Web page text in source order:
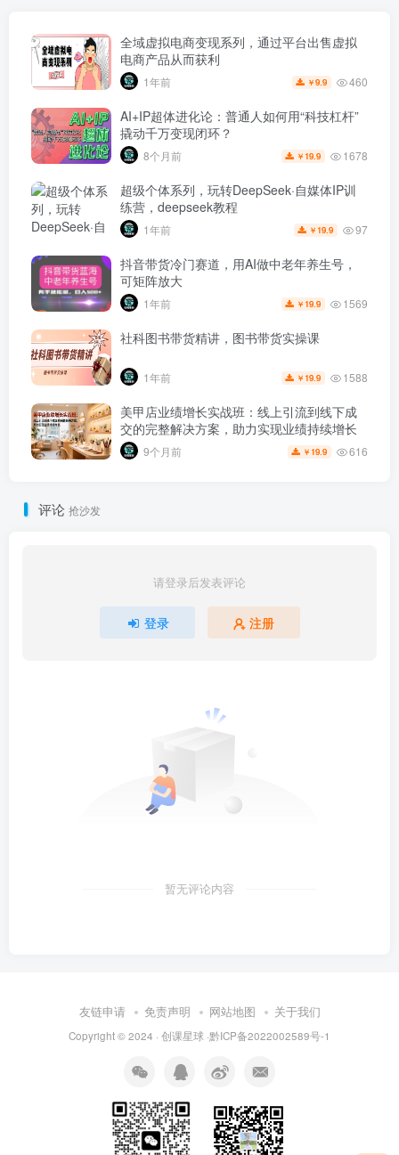
全域虚拟电商变现系列，通过平台出售虚拟
电商产品从而获利
1年前 ￥9.9 460
AI+IP超体进化论：普通人如何用“科技杠杆”
撬动千万变现闭环？
8个月前 ￥ 19.9 1678
超级个体系列，玩转DeepSeek·自媒体IP训
练营，deepseek教程
1年前 ￥ 19.9 97
抖音带货冷门赛道，用AI做中老年养生号，
可矩阵放大
1年前 ￥ 19.9 1569
社科图书带货精讲，图书带货实操课
1年前 ￥ 19.9 1588
美甲店业绩增长实战班：线上引流到线下成
交的完整解决方案，助力实现业绩持续增长
9个月前 ￥ 19.9 616
评论 抢沙发
请登录后发表评论
登录 注册
暂无评论内容
友链申请 免责声明 网站地图 关于我们
Copyright © 2024 · 创课星球 ·黔ICP备2022002589号-1